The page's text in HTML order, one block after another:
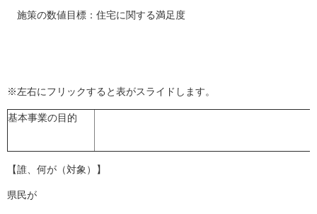
施策の数値目標：住宅に関する満足度
※左右にフリックすると表がスライドします。
基本事業の目的
【誰、何が（対象）】
県民が